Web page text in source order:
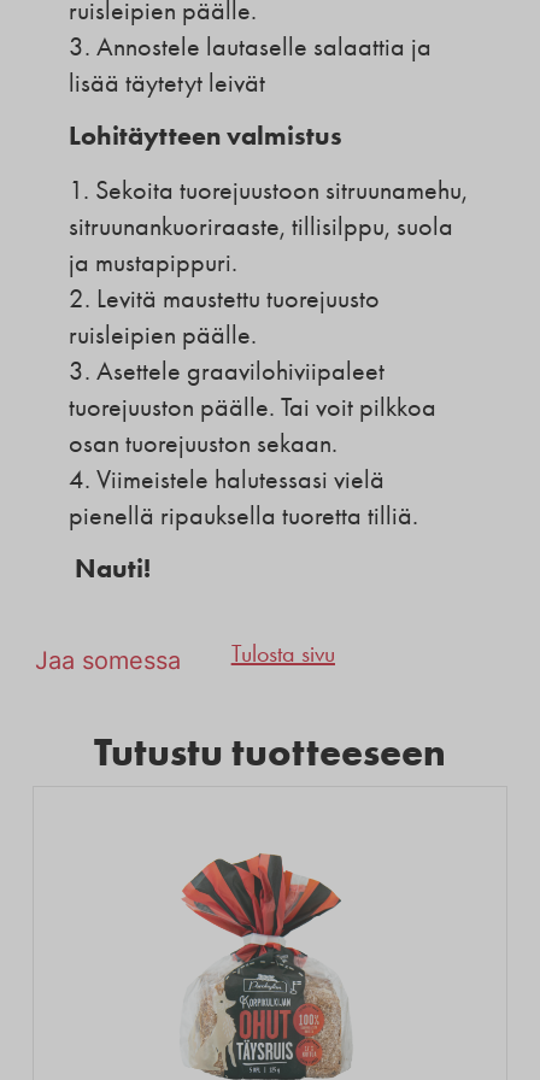
ruisleipien päälle.
3. Annostele lautaselle salaattia ja
lisää täytetyt leivät
Lohitäytteen valmistus
1. Sekoita tuorejuustoon sitruunamehu,
sitruunankuoriraaste, tillisilppu, suola
ja mustapippuri.
2. Levitä maustettu tuorejuusto
ruisleipien päälle.
3. Asettele graavilohiviipaleet
tuorejuuston päälle. Tai voit pilkkoa
osan tuorejuuston sekaan.
4. Viimeistele halutessasi vielä
pienellä ripauksella tuoretta tilliä.
Nauti!
Jaa somessa Tulosta sivu
Tutustu tuotteeseen